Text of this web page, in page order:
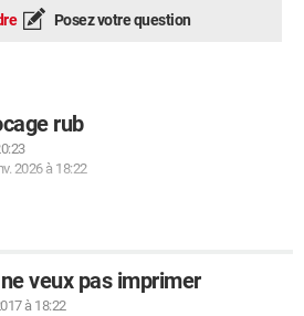
Posez votre question
rub
2026 à 18:22
veux pas imprimer
à 18:22